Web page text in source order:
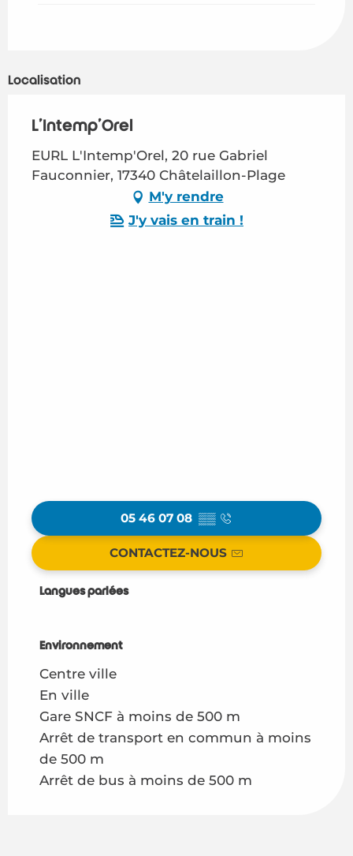
Localisation
L'Intemp'Orel
EURL L'Intemp'Orel, 20 rue Gabriel
Fauconnier, 17340 Châtelaillon-Plage
M'y rendre
J'y vais en train !
05 46 07 08 ▒▒
CONTACTEZ-NOUS
Langues parlées
Langues parlées
Environnement
Environnement
Centre ville
En ville
Gare SNCF à moins de 500 m
Arrêt de transport en commun à moins
de 500 m
Arrêt de bus à moins de 500 m